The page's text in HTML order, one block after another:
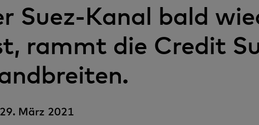
Suez-Kanal bald
rammt die Credit
März 2021